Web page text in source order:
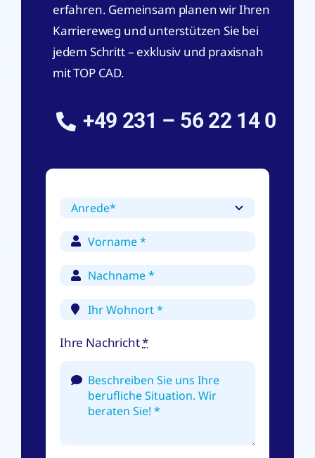
erfahren. Gemeinsam planen wir Ihren
Karriereweg und unterstützen Sie bei
jedem Schritt – exklusiv und praxisnah
mit TOP CAD.
+49 231 – 56 22 14 0
Ihre Nachricht*